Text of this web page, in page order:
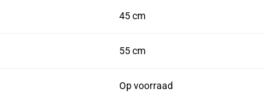
45 cm
55 cm
Op voorraad